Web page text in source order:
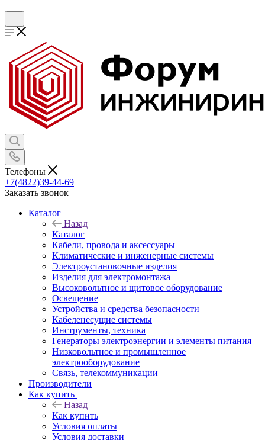
Телефоны
+7(4822)39-44-69
Заказать звонок
Каталог
Назад
Каталог
Кабели, провода и аксессуары
Климатические и инженерные системы
Электроустановочные изделия
Изделия для электромонтажа
Высоковольтное и щитовое оборудование
Освещение
Устройства и средства безопасности
Кабеленесущие системы
Инструменты, техника
Генераторы электроэнергии и элементы питания
Низковольтное и промышленное
электрооборудование
Связь, телекоммуникации
Производители
Как купить
Назад
Как купить
Условия оплаты
Условия доставки